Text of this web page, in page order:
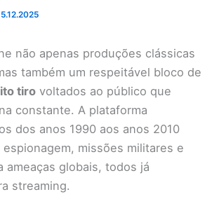
não apenas produções clássicas
também um respeitável bloco de
tiro voltados ao público que
constante. A plataforma
dos anos 1990 aos anos 2010
espionagem, missões militares e
ameaças globais, todos já
streaming.